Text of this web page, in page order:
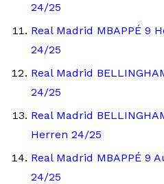
24/25
Real Madrid MBAPPÉ 9
24/25
Real Madrid
24/25
Real Madrid
Herren 24/25
Real Madrid MBAPPÉ 9
24/25